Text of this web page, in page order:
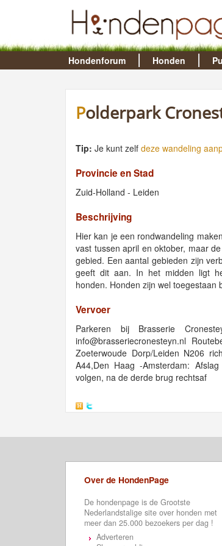
Hondenforum Honden
Polderpark
Tip: Je kunt zelf deze wandeling
Provincie en Stad
Zuid-Holland - Leiden
Beschrijving
Hier kan je een rondwandeling
vast tussen april en oktober, maar
gebied. Een aantal gebieden zijn
geeft dit aan. In het midden ligt
honden. Honden zijn wel toegestaan
Vervoer
Parkeren bij Brasserie
info@brasseriecronesteyn.nl
Zoeterwoude Dorp/Leiden N206
A44,Den Haag -Amsterdam:
volgen, na de derde brug rechtsaf
Over de HondenPage
De hondenpage is de Grootste
Nederlandstalige site over honden met
meer dan 25.000 bezoekers per dag !
Adverteren